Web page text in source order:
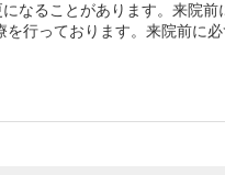
なることがあります。来院
を行っております。来院前に必